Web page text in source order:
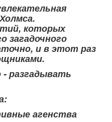
которых
загадочного
и в этот раз
разгадывать
агенства